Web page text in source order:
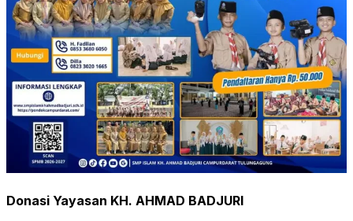
Donasi Yayasan KH. AHMAD BADJURI